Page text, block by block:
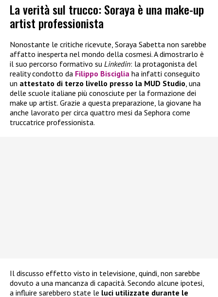
La verità sul trucco: Soraya è una make-up
artist professionista
Nonostante le critiche ricevute, Soraya Sabetta non sarebbe
affatto inesperta nel mondo della cosmesi. A dimostrarlo è
il suo percorso formativo su Linkedin: la protagonista del
reality condotto da Filippo Bisciglia ha infatti conseguito
un attestato di terzo livello presso la MUD Studio, una
delle scuole italiane più conosciute per la formazione dei
make up artist. Grazie a questa preparazione, la giovane ha
anche lavorato per circa quattro mesi da Sephora come
truccatrice professionista.
Il discusso effetto visto in televisione, quindi, non sarebbe
dovuto a una mancanza di capacità. Secondo alcune ipotesi,
a influire sarebbero state le luci utilizzate durante le